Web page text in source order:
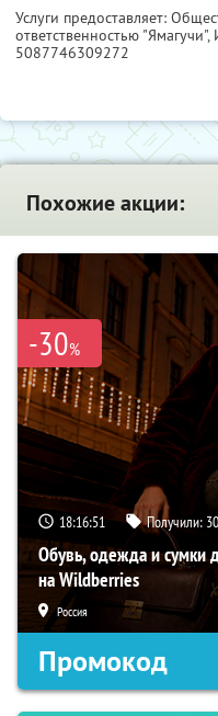
Услуги предоставляет:
ответственностью "Ямагучи",
5087746309272
Похожие акции:
-30%
18:16:50 Получили: 30
Обувь, одежда и сумки
на Wildberries
Россия
Промокод